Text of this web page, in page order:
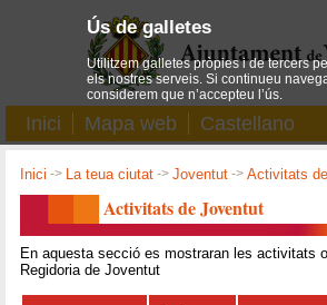
Inici Mapa web Castellano
Inici -> La teua ciutat ->Joventut ->Activitats
Activitats de Joventut
En aquesta secció es mostraran les activitats
Regidoria de Joventut
Ús de galletes
Utilitzem galletes pròpies i de tercers
els nostres serveis. Si continueu
considerem que n’accepteu l’ús.